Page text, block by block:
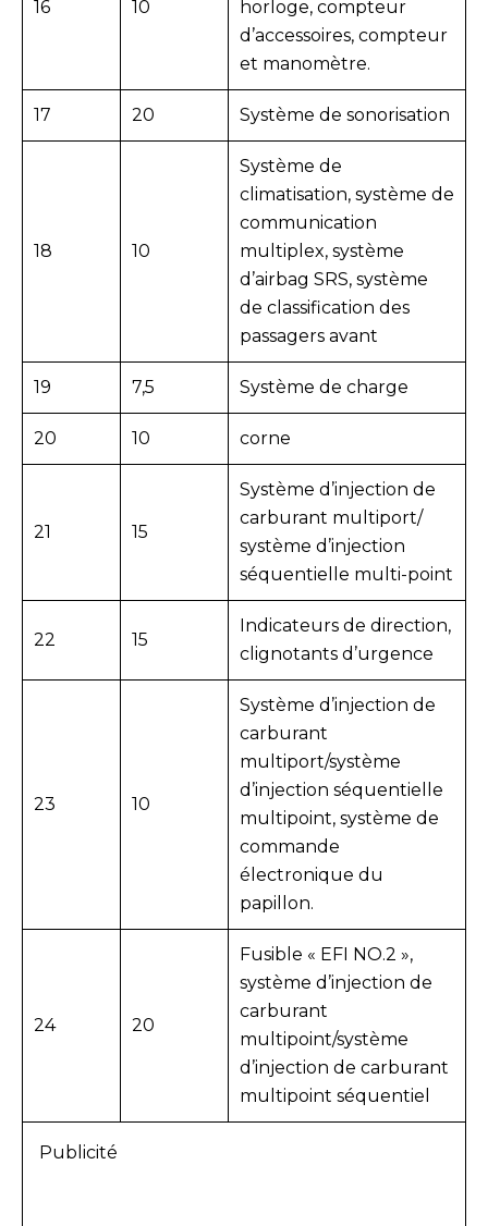
16 10
horloge, compteur
d’accessoires, compteur
et manomètre.
17 20 Système de sonorisation
18 10
Système de
climatisation, système de
communication
multiplex, système
d’airbag SRS, système
de classification des
passagers avant
19 7,5 Système de charge
20 10 corne
21 15
Système d’injection de
carburant multiport/
système d’injection
séquentielle multi-point
22 15
Indicateurs de direction,
clignotants d’urgence
23 10
Système d’injection de
carburant
multiport/système
d’injection séquentielle
multipoint, système de
commande
électronique du
papillon.
24 20
Fusible « EFI NO.2 »,
système d’injection de
carburant
multipoint/système
d’injection de carburant
multipoint séquentiel
Publicité